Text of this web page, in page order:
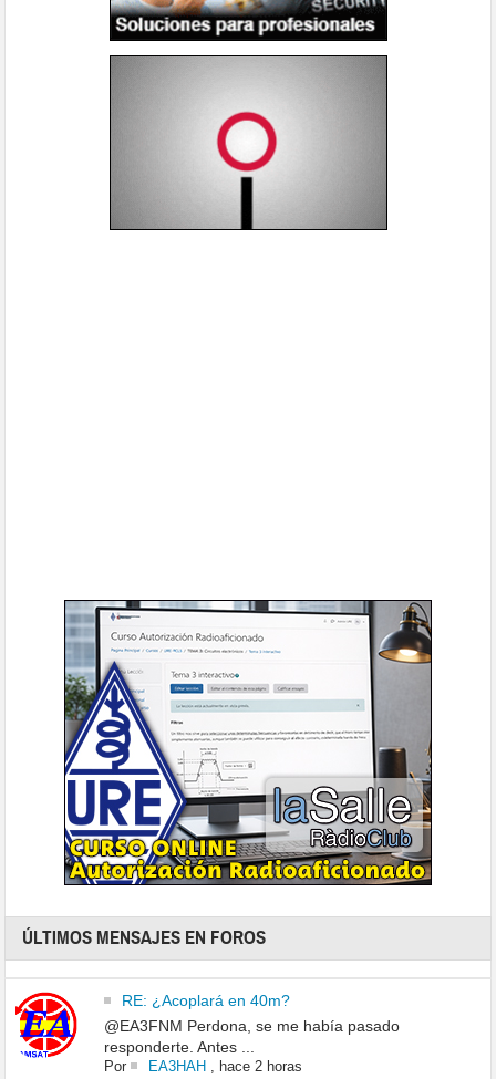
ÚLTIMOS MENSAJES EN FOROS
RE: ¿Acoplará en 40m?
@EA3FNM Perdona, se me había pasado
responderte. Antes ...
Por EA3HAH , hace 2 horas